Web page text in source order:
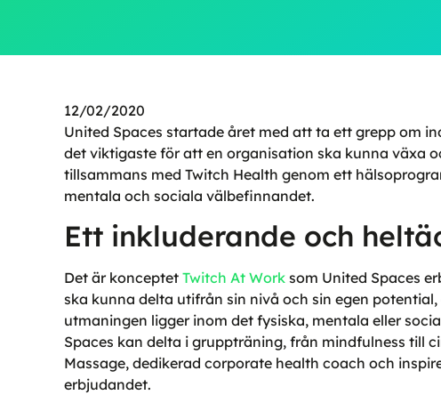
12/02/2020
United Spaces startade året med att ta ett grepp om
det viktigaste för att en organisation ska kunna växa
tillsammans med Twitch Health genom ett
mentala och sociala välbefinnandet.
Ett inkluderande och
Det är konceptet Twitch At Work som United Spaces
ska kunna delta utifrån sin nivå och sin egen
utmaningen ligger inom det fysiska, mentala eller
Spaces kan delta i gruppträning, från mindfulness till
Massage, dedikerad corporate health coach och
erbjudandet.